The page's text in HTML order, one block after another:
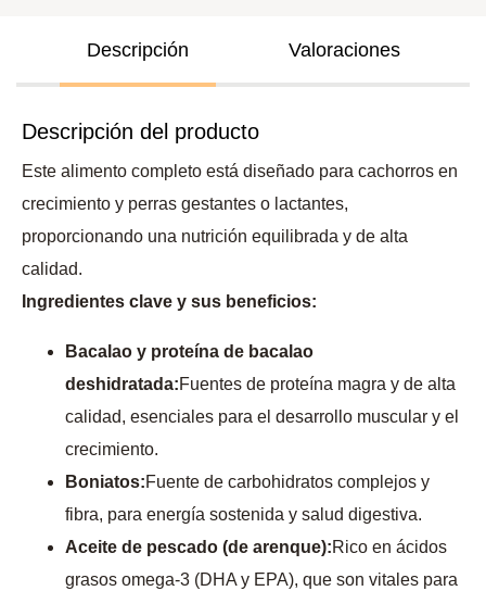
Descripción Valoraciones
Descripción del producto
Este alimento completo está diseñado para cachorros en
crecimiento y perras gestantes o lactantes,
proporcionando una nutrición equilibrada y de alta
calidad.
Ingredientes clave y sus beneficios:
Bacalao y proteína de bacalao
deshidratada:Fuentes de proteína magra y de alta
calidad, esenciales para el desarrollo muscular y el
crecimiento.
Boniatos:Fuente de carbohidratos complejos y
fibra, para energía sostenida y salud digestiva.
Aceite de pescado (de arenque):Rico en ácidos
grasos omega-3 (DHA y EPA), que son vitales para